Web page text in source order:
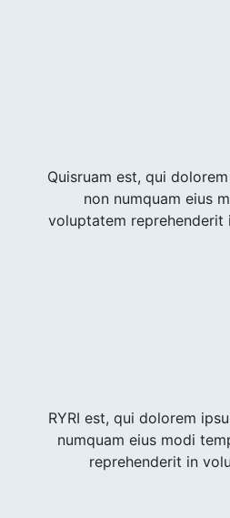
Quisruam est, qui
non numquam eius
voluptatem reprehenderit
RYRI est, qui dolorem
numquam eius modi
reprehenderit in